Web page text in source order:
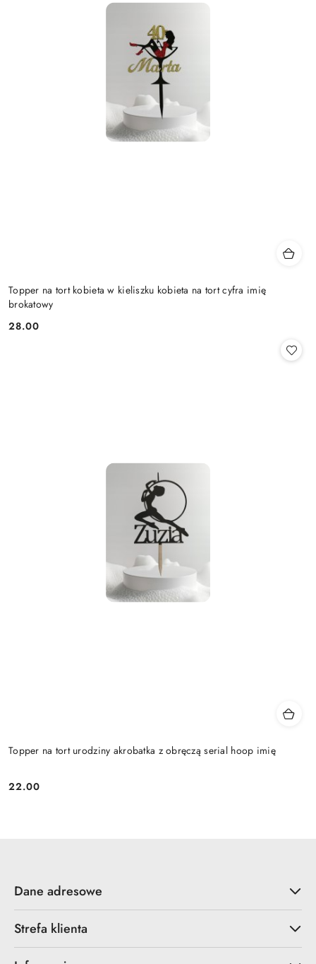
Topper na tort kobieta w kieliszku kobieta na tort cyfra imię
brokatowy
Cena:
28.00
Topper na tort urodziny akrobatka z obręczą serial hoop imię
Cena:
22.00
Dane adresowe
Strefa klienta